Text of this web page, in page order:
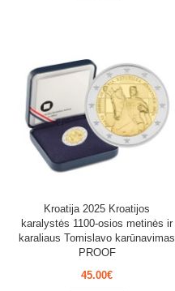
Kroatija 2025 Kroatijos
karalystės 1100-osios metinės ir
karaliaus Tomislavo karūnavimas
PROOF
45.00€